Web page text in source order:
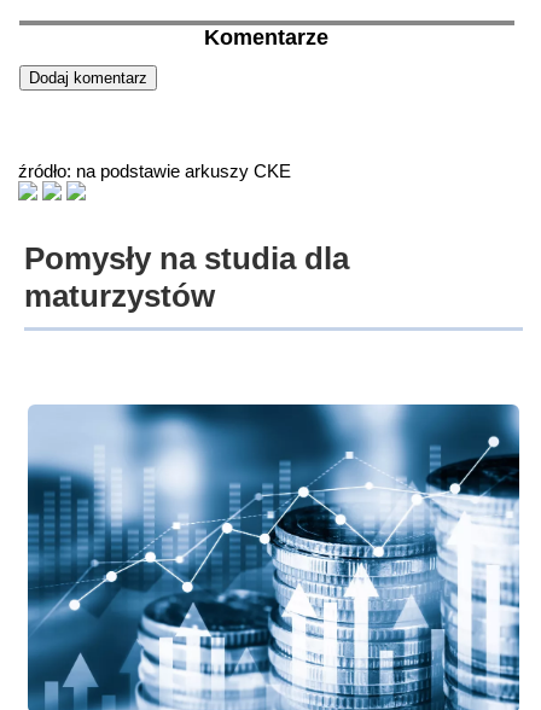
Komentarze
źródło: na podstawie arkuszy CKE
Pomysły na studia dla
maturzystów